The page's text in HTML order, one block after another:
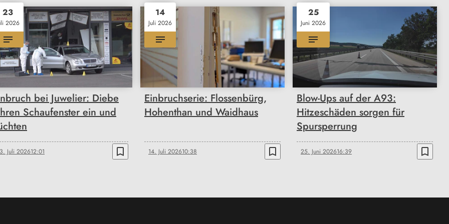
23
2026
bei Juwelier: Diebe
Schaufenster ein und
Juli 202612:01 bookmark_border
14
Juli 2026
Einbruchserie: Flossenbürg,
Hohenthan und Waidhaus
14. Juli 202610:38 bookmark_border
25
Juni 2026
Blow-Ups auf der A93:
Hitzeschäden sorgen für
Spursperrung
25. Juni 202616:39 bookmark_border